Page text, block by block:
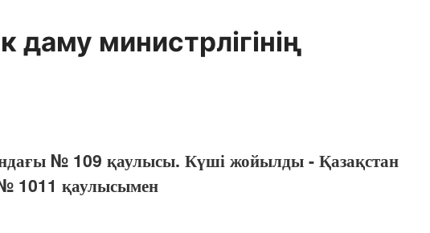
даму министрлігінің
№ 109 қаулысы. Күші жойылды - Қазақстан
№ 1011 қаулысымен